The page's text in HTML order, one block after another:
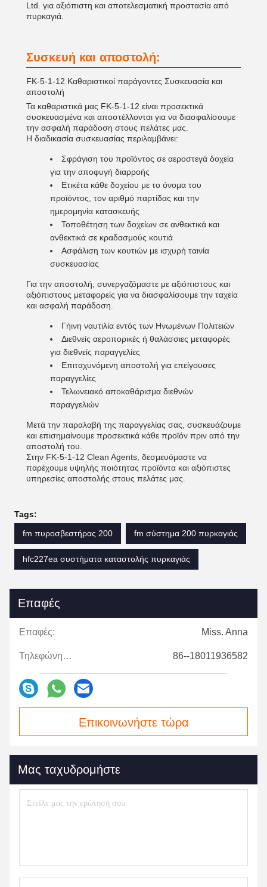
Ltd. για αξιόπιστη και αποτελεσματική προστασία από
πυρκαγιά.
Συσκευή και αποστολή:
FK-5-1-12 Καθαριστικοί παράγοντες Συσκευασία και
αποστολή
Τα καθαριστικά μας FK-5-1-12 είναι προσεκτικά
συσκευασμένα και αποστέλλονται για να διασφαλίσουμε
την ασφαλή παράδοση στους πελάτες μας.
Η διαδικασία συσκευασίας περιλαμβάνει:
Σφράγιση του προϊόντος σε αεροστεγά δοχεία
για την αποφυγή διαρροής
Ετικέτα κάθε δοχείου με το όνομα του
προϊόντος, τον αριθμό παρτίδας και την
ημερομηνία κατασκευής
Τοποθέτηση των δοχείων σε ανθεκτικά και
ανθεκτικά σε κραδασμούς κουτιά
Ασφάλιση των κουτιών με ισχυρή ταινία
συσκευασίας
Για την αποστολή, συνεργαζόμαστε με αξιόπιστους και
αξιόπιστους μεταφορείς για να διασφαλίσουμε την ταχεία
και ασφαλή παράδοση.
Γήινη ναυτιλία εντός των Ηνωμένων Πολιτειών
Διεθνείς αεροπορικές ή θαλάσσιες μεταφορές
για διεθνείς παραγγελίες
Επιταχυνόμενη αποστολή για επείγουσες
παραγγελίες
Τελωνειακό αποκαθάρισμα διεθνών
παραγγελιών
Μετά την παραλαβή της παραγγελίας σας, συσκευάζουμε
και επισημαίνουμε προσεκτικά κάθε προϊόν πριν από την
αποστολή του.
Στην FK-5-1-12 Clean Agents, δεσμευόμαστε να
παρέχουμε υψηλής ποιότητας προϊόντα και αξιόπιστες
υπηρεσίες αποστολής στους πελάτες μας.
Tags:
fm πυροσβεστήρας 200
fm σύστημα 200 πυρκαγιάς
hfc227ea συστήματα καταστολής πυρκαγιάς
Επαφές
Επαφές: Miss. Anna
Τηλεφώνημα: 86--18011936582
Επικοινωνήστε τώρα
Μας ταχυδρομήστε